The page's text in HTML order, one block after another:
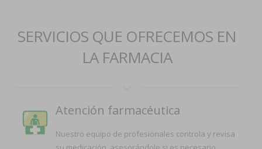
SERVICIOS QUE OFRECEMOS EN
LA FARMACIA
Atención farmacéutica
Nuestro equipo de profesionales controla y revisa